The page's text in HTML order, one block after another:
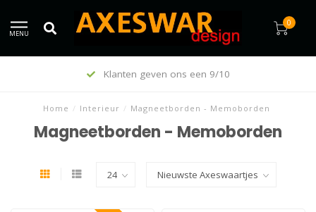
MENU
0
Klanten geven ons een 9/10
Home / Interieur / Magneetborden - Memoborden
Magneetborden - Memoborden